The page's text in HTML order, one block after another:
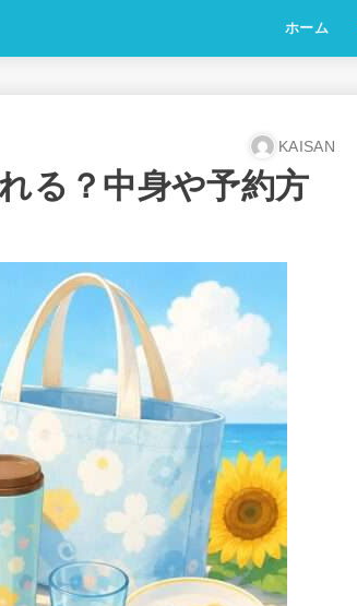
ホーム
KAISAN
る？中身や予約方